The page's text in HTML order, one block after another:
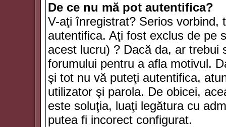
De ce nu mă pot autentifica?
V-aţi înregistrat? Serios vorbind,
autentifica. Aţi fost exclus de pe
acest lucru) ? Dacă da, ar trebui
forumului pentru a afla motivul.
şi tot nu vă puteţi autentifica,
utilizator şi parola. De obicei,
este soluţia, luaţi legătura cu
putea fi incorect configurat.